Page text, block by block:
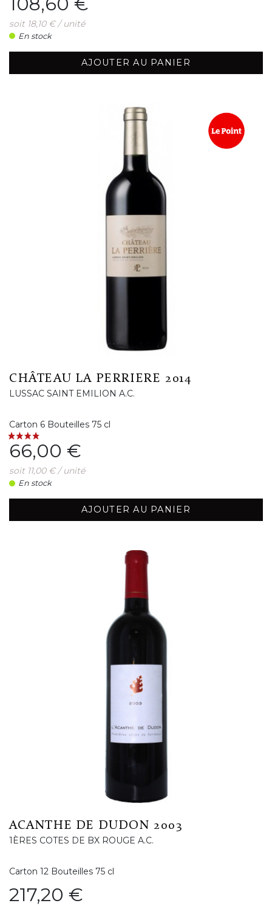
soit 18,10 € / unité
En stock
AJOUTER AU PANIER
CHÂTEAU LA PERRIERE 2014
LUSSAC SAINT EMILION A.C.
Carton 6 Bouteilles 75 cl
Prix
66,00 €
soit 11,00 € / unité
En stock
AJOUTER AU PANIER
ACANTHE DE DUDON 2003
1ÈRES COTES DE BX ROUGE A.C.
Carton 12 Bouteilles 75 cl
Prix
217,20 €